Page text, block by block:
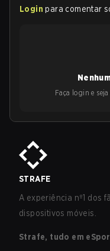
Login para comentar
Faça login e
STRAFE
A experiência nº1 dos
dispositivos móveis.
Strafe, tudo em